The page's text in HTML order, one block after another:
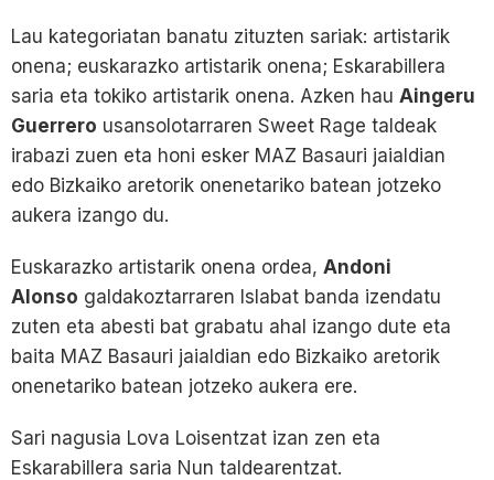
Lau kategoriatan banatu zituzten sariak: artistarik
onena; euskarazko artistarik onena; Eskarabillera
saria eta tokiko artistarik onena. Azken hau Aingeru
Guerrero usansolotarraren Sweet Rage taldeak
irabazi zuen eta honi esker MAZ Basauri jaialdian
edo Bizkaiko aretorik onenetariko batean jotzeko
aukera izango du.
Euskarazko artistarik onena ordea, Andoni
Alonso galdakoztarraren Islabat banda izendatu
zuten eta abesti bat grabatu ahal izango dute eta
baita MAZ Basauri jaialdian edo Bizkaiko aretorik
onenetariko batean jotzeko aukera ere.
Sari nagusia Lova Loisentzat izan zen eta
Eskarabillera saria Nun taldearentzat.